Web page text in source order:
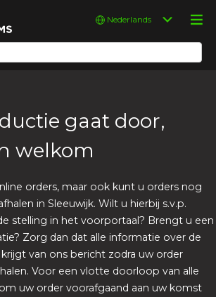
Kies
taal
gaat door,
welkom
orders, maar ook kunt u orders nog
in Sleeuwijk. Wilt u hierbij s.v.p.
stelling in het voorportaal? Brengt u een
Zorg dan dat alle informatie over de
van ons bericht zodra uw order
Voor een vlotte doorloop van alle
uw order voorafgaand aan uw komst